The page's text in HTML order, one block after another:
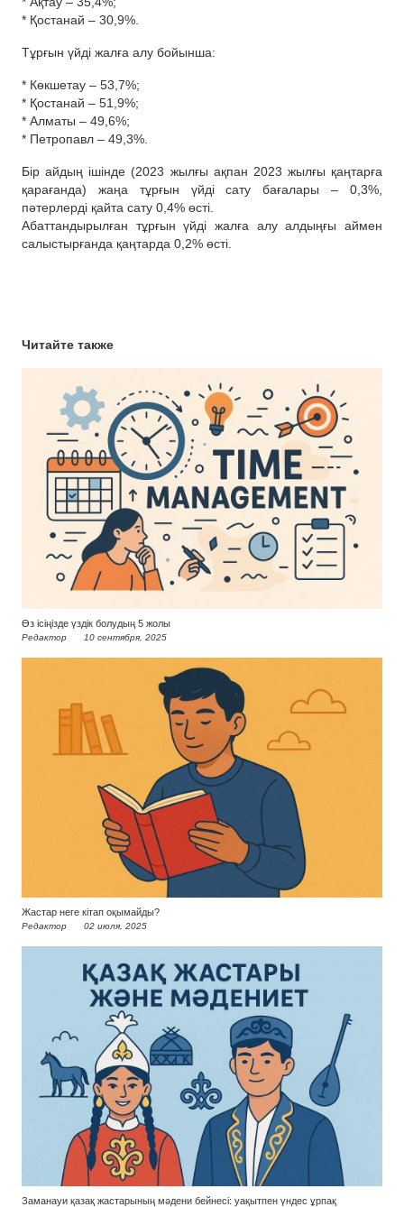
* Қостанай – 30,9%.
Тұрғын үйді жалға алу бойынша:
* Көкшетау – 53,7%;
* Қостанай – 51,9%;
* Алматы – 49,6%;
* Петропавл – 49,3%.
Бір айдың ішінде (2023 жылғы ақпан 2023 жылғы қаңтарға
қарағанда) жаңа тұрғын үйді сату бағалары – 0,3%,
пәтерлерді қайта сату 0,4% өсті.
Абаттандырылған тұрғын үйді жалға алу алдыңғы аймен
салыстырғанда қаңтарда 0,2% өсті.
Читайте также
Өз ісіңізде үздік болудың 5 жолы
Редактор 10 сентября, 2025
Жастар неге кітап оқымайды?
Редактор 02 июля, 2025
Заманауи қазақ жастарының мәдени бейнесі: уақытпен үндес ұрпақ